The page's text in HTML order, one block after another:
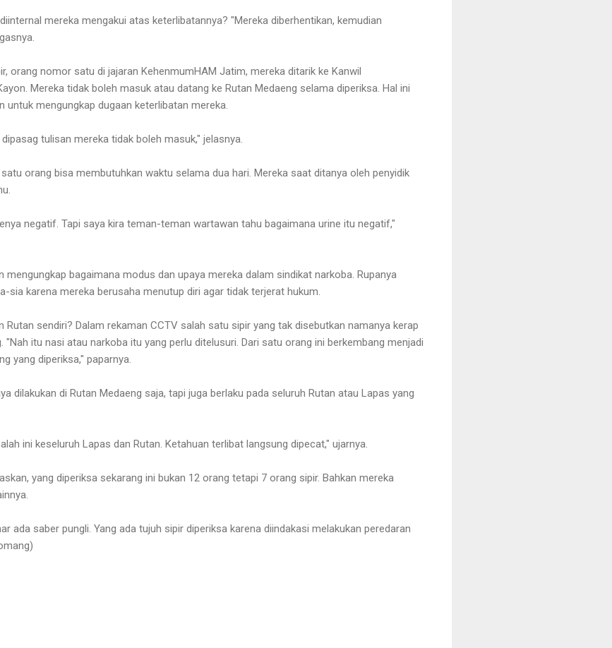
mereka mengakui atas keterlibatannya? "Mereka diberhentikan, kemudian
orang nomor satu di jajaran KehenmumHAM Jatim, mereka ditarik ke Kanwil
Mereka tidak boleh masuk atau datang ke Rutan Medaeng selama diperiksa. Hal ini
untuk mengungkap dugaan keterlibatan mereka.
tulisan mereka tidak boleh masuk," jelasnya.
orang bisa membutuhkan waktu selama dua hari. Mereka saat ditanya oleh penyidik
negatif. Tapi saya kira teman-teman wartawan tahu bagaimana urine itu negatif,"
mengungkap bagaimana modus dan upaya mereka dalam sindikat narkoba. Rupanya
sia karena mereka berusaha menutup diri agar tidak terjerat hukum.
Rutan sendiri? Dalam rekaman CCTV salah satu sipir yang tak disebutkan namanya kerap
itu nasi atau narkoba itu yang perlu ditelusuri. Dari satu orang ini berkembang menjadi
yang diperiksa," paparnya.
dilakukan di Rutan Medaeng saja, tapi juga berlaku pada seluruh Rutan atau Lapas yang
ini keseluruh Lapas dan Rutan. Ketahuan terlibat langsung dipecat," ujarnya.
yang diperiksa sekarang ini bukan 12 orang tetapi 7 orang sipir. Bahkan mereka
ada saber pungli. Yang ada tujuh sipir diperiksa karena diindakasi melakukan peredaran